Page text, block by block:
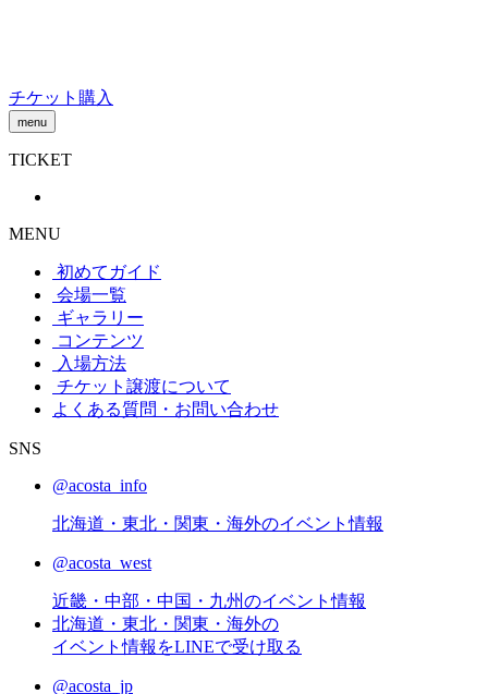
チケット購入
menu
TICKET
MENU
初めてガイド
会場一覧
ギャラリー
コンテンツ
入場方法
チケット譲渡について
よくある質問・お問い合わせ
SNS
@acosta_info
北海道・東北・関東・海外のイベント情報
@acosta_west
近畿・中部・中国・九州のイベント情報
北海道・東北・関東・海外の
イベント情報をLINEで受け取る
@acosta_jp